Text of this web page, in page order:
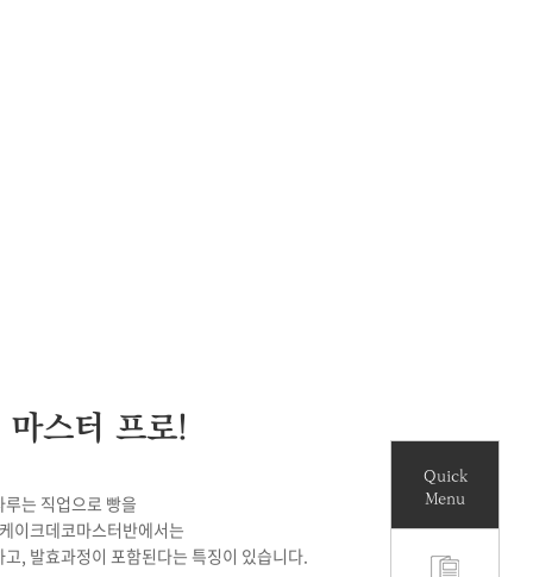
Quick
Menu
스터 프로!
는 직업으로 빵을
이크데코마스터반에서는
, 발효과정이 포함된다는 특징이 있습니다.